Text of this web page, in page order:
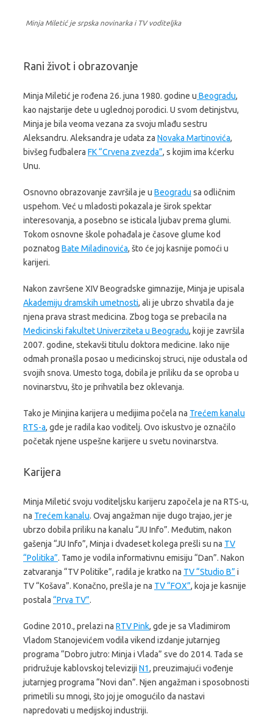
Minja Miletić je srpska novinarka i TV voditeljka
Rani život i obrazovanje
Minja Miletić je rođena 26. juna 1980. godine u Beogradu,
kao najstarije dete u uglednoj porodici. U svom detinjstvu,
Minja je bila veoma vezana za svoju mlađu sestru
Aleksandru. Aleksandra je udata za Novaka Martinovića,
bivšeg fudbalera FK “Crvena zvezda”, s kojim ima kćerku
Unu.
Osnovno obrazovanje završila je u Beogradu sa odličnim
uspehom. Već u mladosti pokazala je širok spektar
interesovanja, a posebno se isticala ljubav prema glumi.
Tokom osnovne škole pohađala je časove glume kod
poznatog Bate Miladinovića, što će joj kasnije pomoći u
karijeri.
Nakon završene XIV Beogradske gimnazije, Minja je upisala
Akademiju dramskih umetnosti, ali je ubrzo shvatila da je
njena prava strast medicina. Zbog toga se prebacila na
Medicinski fakultet Univerziteta u Beogradu, koji je završila
2007. godine, stekavši titulu doktora medicine. Iako nije
odmah pronašla posao u medicinskoj struci, nije odustala od
svojih snova. Umesto toga, dobila je priliku da se oproba u
novinarstvu, što je prihvatila bez oklevanja.
Tako je Minjina karijera u medijima počela na Trećem kanalu
RTS-a, gde je radila kao voditelj. Ovo iskustvo je označilo
početak njene uspešne karijere u svetu novinarstva.
Karijera
Minja Miletić svoju voditeljsku karijeru započela je na RTS-u,
na Trećem kanalu. Ovaj angažman nije dugo trajao, jer je
ubrzo dobila priliku na kanalu “JU Info”. Međutim, nakon
gašenja “JU Info”, Minja i dvadeset kolega prešli su na TV
“Politika”. Tamo je vodila informativnu emisiju “Dan”. Nakon
zatvaranja “TV Politike”, radila je kratko na TV “Studio B” i
TV “Košava”. Konačno, prešla je na TV “FOX”, koja je kasnije
postala “Prva TV”.
Godine 2010., prelazi na RTV Pink, gde je sa Vladimirom
Vladom Stanojevićem vodila vikend izdanje jutarnjeg
programa “Dobro jutro: Minja i Vlada” sve do 2014. Tada se
pridružuje kablovskoj televiziji N1, preuzimajući vođenje
jutarnjeg programa “Novi dan”. Njen angažman i sposobnosti
primetili su mnogi, što joj je omogućilo da nastavi
napredovati u medijskoj industriji.